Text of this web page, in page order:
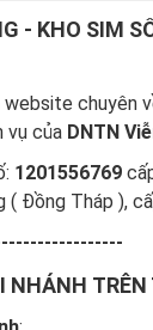
- KHO SIM
website chuyên
vụ của DNTN
1201556769
( Đồng Tháp ),
NHÁNH